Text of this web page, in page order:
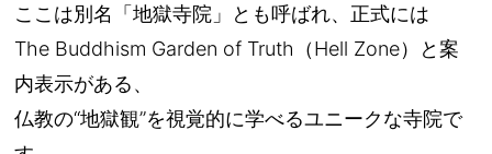
ここは別名「地獄寺院」とも呼ばれ、正式には
The Buddhism Garden of Truth（Hell Zone）と案
内表示がある、
仏教の“地獄観”を視覚的に学べるユニークな寺院で